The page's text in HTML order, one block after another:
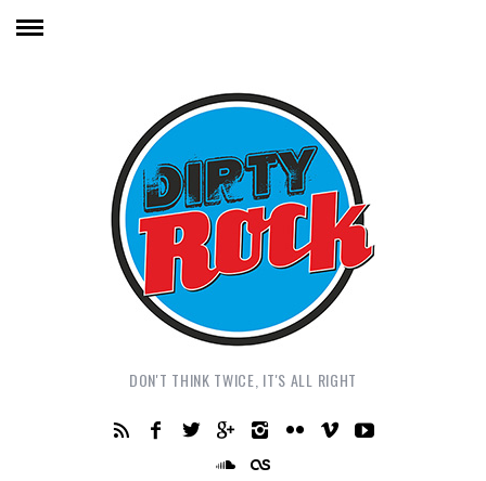
DON'T THINK TWICE, IT'S ALL RIGHT